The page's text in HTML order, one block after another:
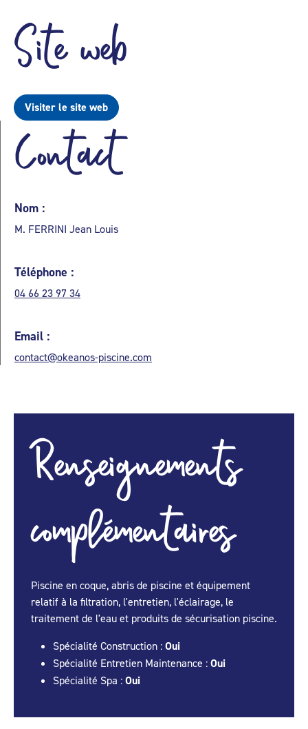
Site web
Visiter le site web
Contact
Nom :
M. FERRINI Jean Louis
Téléphone :
04 66 23 97 34
Email :
contact@okeanos-piscine.com
Renseignements
complémentaires
Piscine en coque, abris de piscine et équipement
relatif à la filtration, l'entretien, l'éclairage, le
traitement de l'eau et produits de sécurisation piscine.
Spécialité Construction : Oui
Spécialité Entretien Maintenance : Oui
Spécialité Spa : Oui